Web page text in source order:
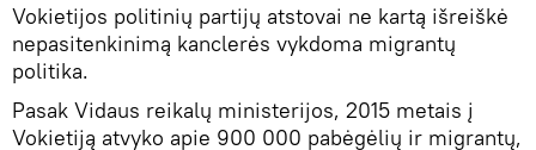
Vokietijos politinių partijų atstovai ne kartą išreiškė
nepasitenkinimą kanclerės vykdoma migrantų
politika.
Pasak Vidaus reikalų ministerijos, 2015 metais į
Vokietiją atvyko apie 900 000 pabėgėlių ir migrantų,